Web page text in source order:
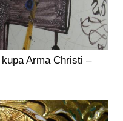
Arma Christi –